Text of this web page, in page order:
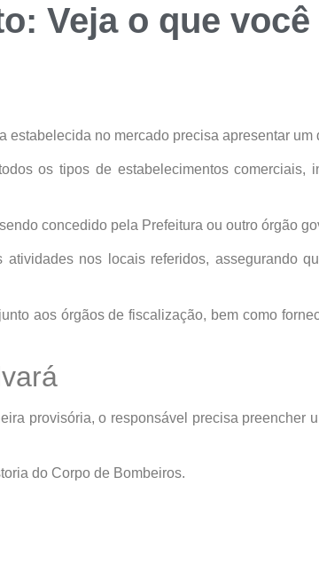
Veja o que
no mercado precisa apresentar
os tipos de estabelecimentos comerciais,
concedido pela Prefeitura ou outro órgão
nos locais referidos, assegurando
aos órgãos de fiscalização, bem como
provisória, o responsável precisa preencher
do Corpo de Bombeiros.